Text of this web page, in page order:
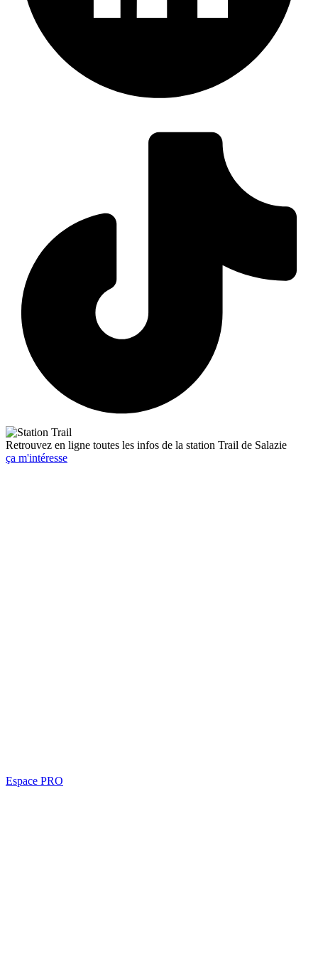
Retrouvez en ligne toutes les infos de la station Trail de Salazie
ça m'intéresse
Espace PRO